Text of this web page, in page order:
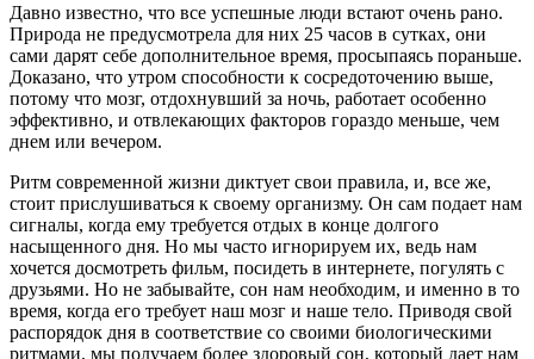
Давно известно, что все успешные люди встают очень рано.
Природа не предусмотрела для них 25 часов в сутках, они
сами дарят себе дополнительное время, просыпаясь пораньше.
Доказано, что утром способности к сосредоточению выше,
потому что мозг, отдохнувший за ночь, работает особенно
эффективно, и отвлекающих факторов гораздо меньше, чем
днем или вечером.
Ритм современной жизни диктует свои правила, и, все же,
стоит прислушиваться к своему организму. Он сам подает нам
сигналы, когда ему требуется отдых в конце долгого
насыщенного дня. Но мы часто игнорируем их, ведь нам
хочется досмотреть фильм, посидеть в интернете, погулять с
друзьями. Но не забывайте, сон нам необходим, и именно в то
время, когда его требует наш мозг и наше тело. Приводя свой
распорядок дня в соответствие со своими биологическими
ритмами, мы получаем более здоровый сон, который дает нам